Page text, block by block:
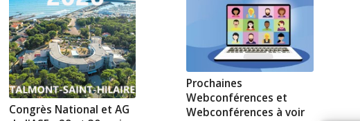
Congrès National et AG
Prochaines
Webconférences et
Webconférences à voir